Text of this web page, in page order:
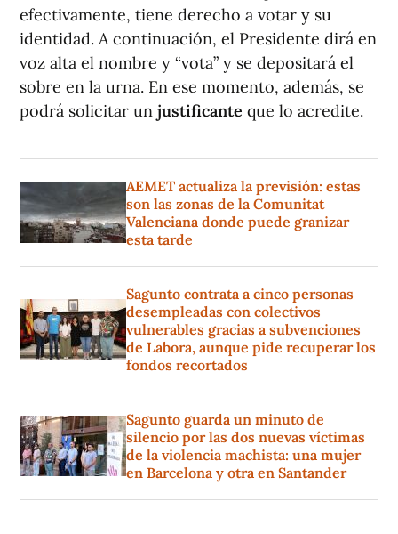
efectivamente, tiene derecho a votar y su
identidad. A continuación, el Presidente dirá en
voz alta el nombre y “vota” y se depositará el
sobre en la urna. En ese momento, además, se
podrá solicitar un justificante que lo acredite.
AEMET actualiza la previsión: estas
son las zonas de la Comunitat
Valenciana donde puede granizar
esta tarde
Sagunto contrata a cinco personas
desempleadas con colectivos
vulnerables gracias a subvenciones
de Labora, aunque pide recuperar los
fondos recortados
Sagunto guarda un minuto de
silencio por las dos nuevas víctimas
de la violencia machista: una mujer
en Barcelona y otra en Santander